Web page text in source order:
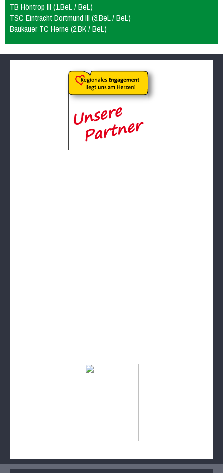
TB Höntrop III (1.BeL / BeL)
TSC Eintracht Dortmund III (3.BeL / BeL)
Baukauer TC Herne (2.BK / BeL)